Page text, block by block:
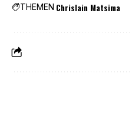
THEMEN Chrislain Matsima